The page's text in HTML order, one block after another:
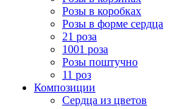
Розы в коробках
Розы в форме сердца
21 роза
1001 роза
Розы поштучно
11 роз
Композиции
Сердца из цветов